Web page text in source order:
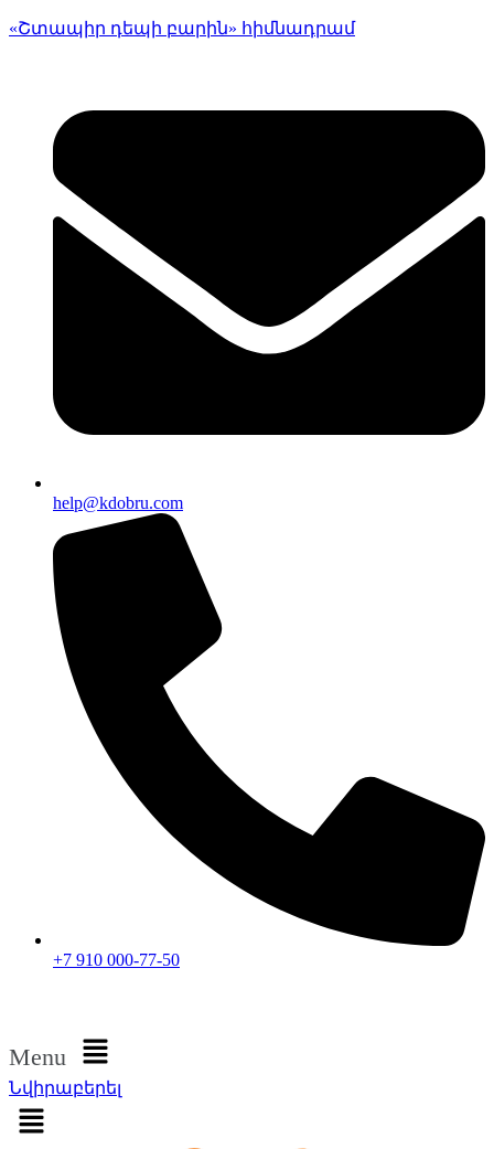
«Շտապիր դեպի բարին» հիմնադրամ
help@kdobru.com
+7 910 000-77-50
Menu
Նվիրաբերել